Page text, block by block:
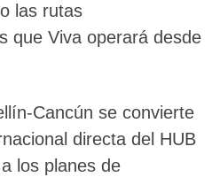
las rutas
que Viva operará desde
Cancún se convierte
directa del HUB
los planes de